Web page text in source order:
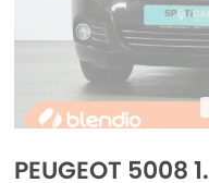
PEUGEOT 5008